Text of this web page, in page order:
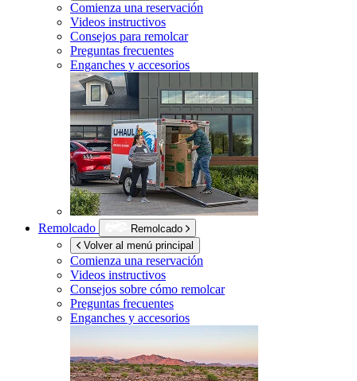
Comienza una reservación
Videos instructivos
Consejos para remolcar
Preguntas frecuentes
Enganches y accesorios
Remolcado
Remolcado
Volver al menú principal
Comienza una reservación
Videos instructivos
Consejos sobre cómo remolcar
Preguntas frecuentes
Enganches y accesorios